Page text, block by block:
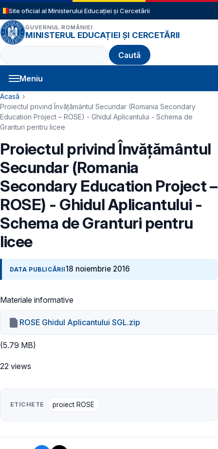
Sari la conținutul principal
Site oficial al Ministerului Educației și Cercetării
GUVERNUL ROMÂNIEI
MINISTERUL EDUCAȚIEI ȘI CERCETĂRII
Caută
Meniu
Navigație principală
Cale de navigare
Acasă
Proiectul privind Învățământul Secundar (Romania Secondary
Education Project – ROSE) - Ghidul Aplicantului - Schema de
Granturi pentru licee
Proiectul privind Învățământul
Secundar (Romania
Secondary Education Project –
ROSE) - Ghidul Aplicantului -
Schema de Granturi pentru
licee
DATA PUBLICĂRII18 noiembrie 2016
Materiale informative
ROSE Ghidul Aplicantului SGL.zip
(5.79 MB)
22 views
ETICHETE proiect ROSE